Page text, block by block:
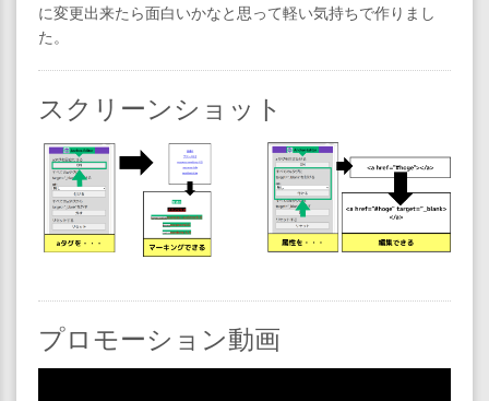
に変更出来たら面白いかなと思って軽い気持ちで作りまし
た。
スクリーンショット
プロモーション動画